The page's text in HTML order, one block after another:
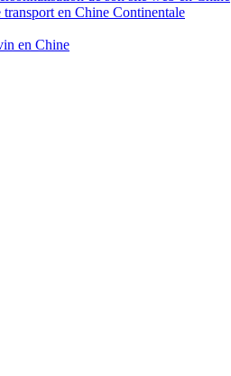
en Chine Continentale
en Chine